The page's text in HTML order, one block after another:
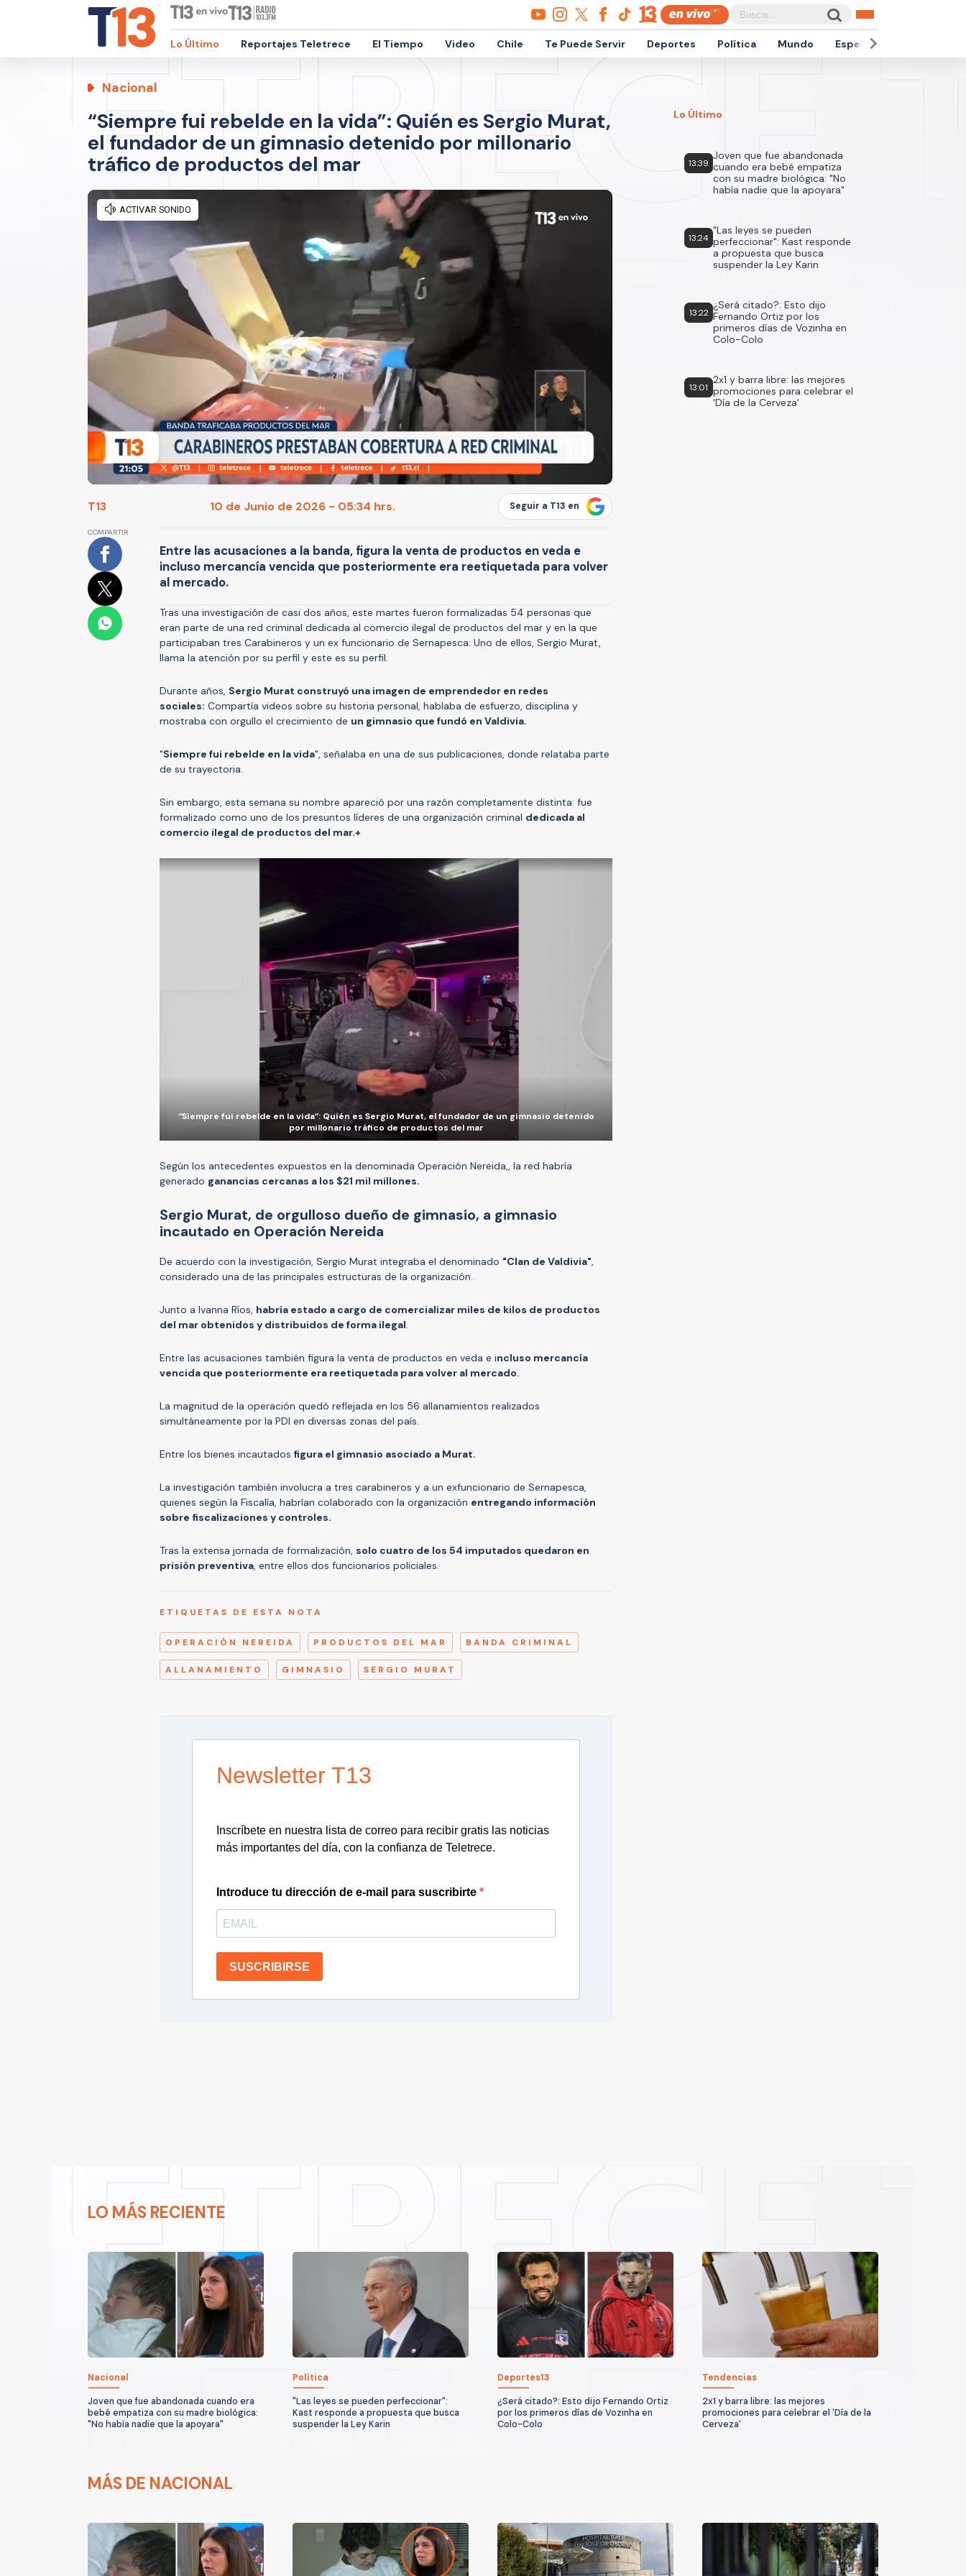
Lo Último Reportajes Teletrece El Tiempo Video Chile Te Puede Servir Deportes Política Mundo Espectáculos
Nacional
“Siempre fui rebelde en la vida”: Quién es Sergio Murat,
el fundador de un gimnasio detenido por millonario
tráfico de productos del mar
T13 10 de Junio de 2026 - 05:34 hrs. Seguir a T13 en
COMPARTIR
Entre las acusaciones a la banda, figura la venta de productos en veda e
incluso mercancía vencida que posteriormente era reetiquetada para volver
al mercado.
Tras una investigación de casi dos años, este martes fueron formalizadas 54 personas que
eran parte de una red criminal dedicada al comercio ilegal de productos del mar y en la que
participaban tres Carabineros y un ex funcionario de Sernapesca: Uno de ellos, Sergio Murat,
llama la atención por su perfil y este es su perfil.
Durante años, Sergio Murat construyó una imagen de emprendedor en redes
sociales: Compartía videos sobre su historia personal, hablaba de esfuerzo, disciplina y
mostraba con orgullo el crecimiento de un gimnasio que fundó en Valdivia.
"Siempre fui rebelde en la vida", señalaba en una de sus publicaciones, donde relataba parte
de su trayectoria.
Sin embargo, esta semana su nombre apareció por una razón completamente distinta: fue
formalizado como uno de los presuntos líderes de una organización criminal dedicada al
comercio ilegal de productos del mar.+
“Siempre fui rebelde en la vida”: Quién es Sergio Murat, el fundador de un gimnasio detenido
por millonario tráfico de productos del mar
Según los antecedentes expuestos en la denominada Operación Nereida,, la red habría
generado ganancias cercanas a los $21 mil millones.
Sergio Murat, de orgulloso dueño de gimnasio, a gimnasio
incautado en Operación Nereida
De acuerdo con la investigación, Sergio Murat integraba el denominado "Clan de Valdivia",
considerado una de las principales estructuras de la organización.
Junto a Ivanna Ríos, habría estado a cargo de comercializar miles de kilos de productos
del mar obtenidos y distribuidos de forma ilegal.
Entre las acusaciones también figura la venta de productos en veda e incluso mercancía
vencida que posteriormente era reetiquetada para volver al mercado.
La magnitud de la operación quedó reflejada en los 56 allanamientos realizados
simultáneamente por la PDI en diversas zonas del país.
Entre los bienes incautados figura el gimnasio asociado a Murat.
La investigación también involucra a tres carabineros y a un exfuncionario de Sernapesca,
quienes según la Fiscalía, habrían colaborado con la organización entregando información
sobre fiscalizaciones y controles.
Tras la extensa jornada de formalización, solo cuatro de los 54 imputados quedaron en
prisión preventiva, entre ellos dos funcionarios policiales.
ETIQUETAS DE ESTA NOTA
OPERACIÓN NEREIDA PRODUCTOS DEL MAR BANDA CRIMINAL
ALLANAMIENTO GIMNASIO SERGIO MURAT
Newsletter T13
Inscríbete en nuestra lista de correo para recibir gratis las noticias
más importantes del día, con la confianza de Teletrece.
Introduce tu dirección de e-mail para suscribirte
SUSCRIBIRSE
Lo Último
13:39
Joven que fue abandonada
cuando era bebé empatiza
con su madre biológica: "No
había nadie que la apoyara"
13:24
"Las leyes se pueden
perfeccionar": Kast responde
a propuesta que busca
suspender la Ley Karin
13:22
¿Será citado?: Esto dijo
Fernando Ortiz por los
primeros días de Vozinha en
Colo-Colo
13:01
2x1 y barra libre: las mejores
promociones para celebrar el
'Día de la Cerveza'
LO MÁS RECIENTE
Nacional
Joven que fue abandonada cuando era
bebé empatiza con su madre biológica:
"No había nadie que la apoyara"
Política
"Las leyes se pueden perfeccionar":
Kast responde a propuesta que busca
suspender la Ley Karin
Deportes13
¿Será citado?: Esto dijo Fernando Ortiz
por los primeros días de Vozinha en
Colo-Colo
Tendencias
2x1 y barra libre: las mejores
promociones para celebrar el 'Día de la
Cerveza'
MÁS DE NACIONAL